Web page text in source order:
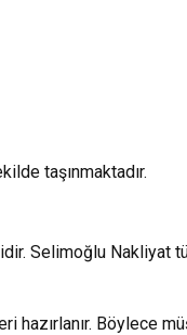
taşınmaktadır.
Selimoğlu Nakliyat
hazırlanır. Böylece